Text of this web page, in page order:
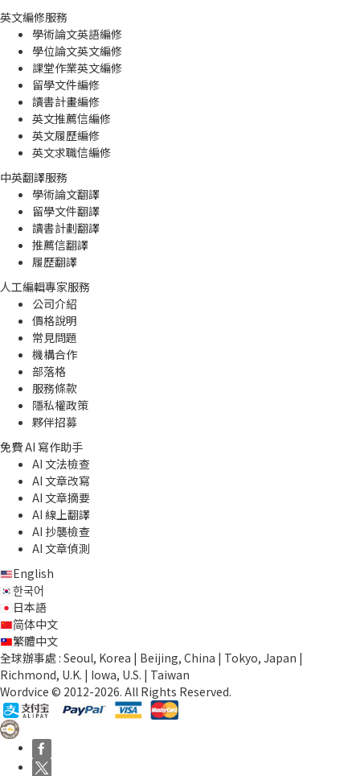
英文編修服務
學術論文英語編修
學位論文英文編修
課堂作業英文編修
留學文件編修
讀書計畫編修
英文推薦信編修
英文履歷編修
英文求職信編修
中英翻譯服務
學術論文翻譯
留學文件翻譯
讀書計劃翻譯
推薦信翻譯
履歷翻譯
人工編輯專家服務
公司介紹
價格說明
常見問題
機構合作
部落格
服務條款
隱私權政策
夥伴招募
免費 AI 寫作助手
AI 文法檢查
AI 文章改寫
AI 文章摘要
AI 線上翻譯
AI 抄襲檢查
AI 文章偵測
English
한국어
日本語
简体中文
繁體中文
全球辦事處 : Seoul, Korea | Beijing, China | Tokyo, Japan |
Richmond, U.K. | Iowa, U.S. | Taiwan
Wordvice © 2012-2026. All Rights Reserved.